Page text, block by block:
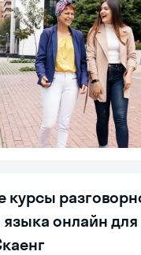
курсы
языка онлайн для